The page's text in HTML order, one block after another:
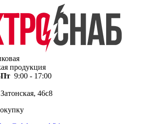
продукция
9:00 - 17:00
46с8